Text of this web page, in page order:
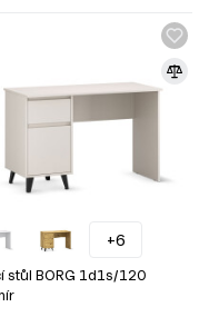
+6
stůl BORG 1d1s/120